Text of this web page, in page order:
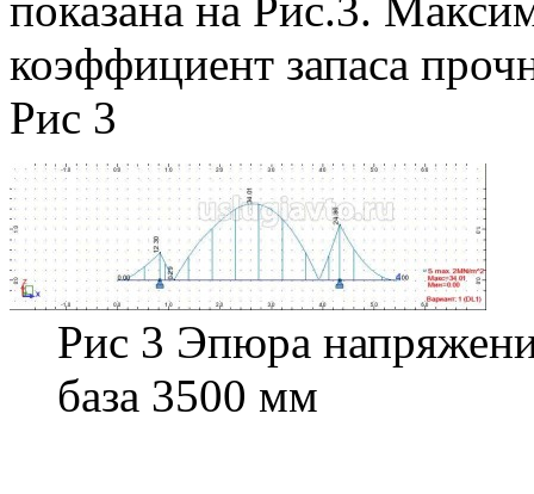
коэффициент запаса
Рис 3
Рис 3 Эпюра
база 3500 мм